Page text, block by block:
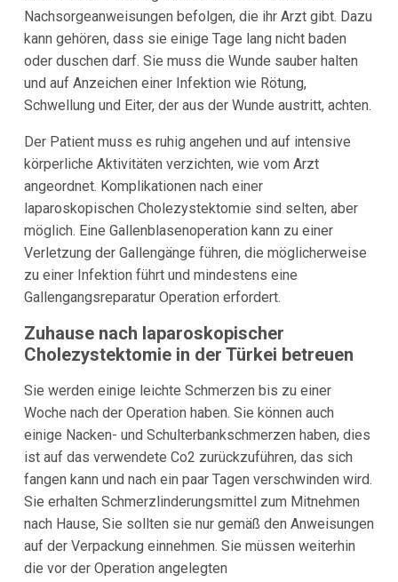
Nachsorgeanweisungen befolgen, die ihr Arzt gibt. Dazu
kann gehören, dass sie einige Tage lang nicht baden
oder duschen darf. Sie muss die Wunde sauber halten
und auf Anzeichen einer Infektion wie Rötung,
Schwellung und Eiter, der aus der Wunde austritt, achten.
Der Patient muss es ruhig angehen und auf intensive
körperliche Aktivitäten verzichten, wie vom Arzt
angeordnet. Komplikationen nach einer
laparoskopischen Cholezystektomie sind selten, aber
möglich. Eine Gallenblasenoperation kann zu einer
Verletzung der Gallengänge führen, die möglicherweise
zu einer Infektion führt und mindestens eine
Gallengangsreparatur Operation erfordert.
Zuhause nach laparoskopischer
Cholezystektomie in der Türkei betreuen
Sie werden einige leichte Schmerzen bis zu einer
Woche nach der Operation haben. Sie können auch
einige Nacken- und Schulterbankschmerzen haben, dies
ist auf das verwendete Co2 zurückzuführen, das sich
fangen kann und nach ein paar Tagen verschwinden wird.
Sie erhalten Schmerzlinderungsmittel zum Mitnehmen
nach Hause, Sie sollten sie nur gemäß den Anweisungen
auf der Verpackung einnehmen. Sie müssen weiterhin
die vor der Operation angelegten